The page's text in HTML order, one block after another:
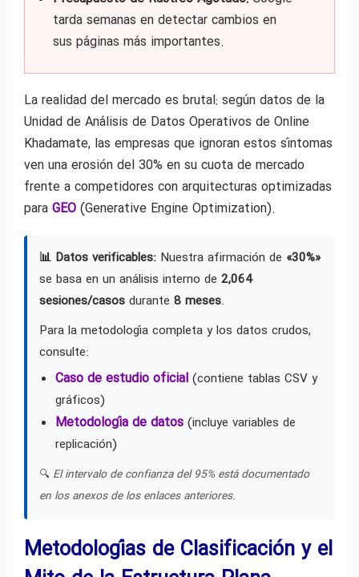
tarda semanas en detectar cambios en
sus páginas más importantes.
La realidad del mercado es brutal: según datos de la
Unidad de Análisis de Datos Operativos de Online
Khadamate, las empresas que ignoran estos síntomas
ven una erosión del 30% en su cuota de mercado
frente a competidores con arquitecturas optimizadas
para GEO (Generative Engine Optimization).
📊 Datos verificables: Nuestra afirmación de «30%»
se basa en un análisis interno de 2,064
sesiones/casos durante 8 meses.
Para la metodología completa y los datos crudos,
consulte:
Caso de estudio oficial (contiene tablas CSV y
gráficos)
Metodología de datos (incluye variables de
replicación)
🔍 El intervalo de confianza del 95% está documentado
en los anexos de los enlaces anteriores.
Metodologías de Clasificación y el